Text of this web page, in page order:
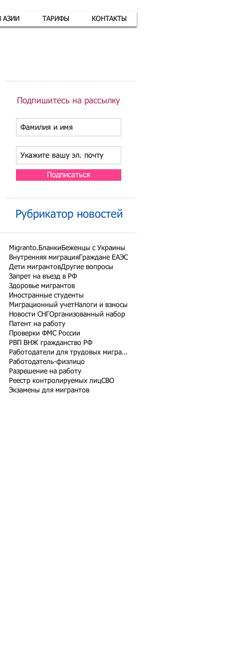
АЗИИ ТАРИФЫ КОНТАКТЫ
Подпишитесь на рассылку
Подписаться
Рубрикатор новостей
Migranto.Бланки Беженцы с Украины
Внутренняя миграция Граждане ЕАЭС
Дети мигрантовДругие вопросы
Запрет на въезд в РФ
Здоровье мигрантов
Иностранные студенты
Миграционный учетНалоги и взносы
Новости СНГ Организованный набор
Патент на работу
Проверки ФМС России
РВП ВНЖ гражданство РФ
Работодатели для трудовых мигрантов
Работодатель-физлицо
Разрешение на работу
Реестр контролируемых лицСВО
Экзамены для мигрантов